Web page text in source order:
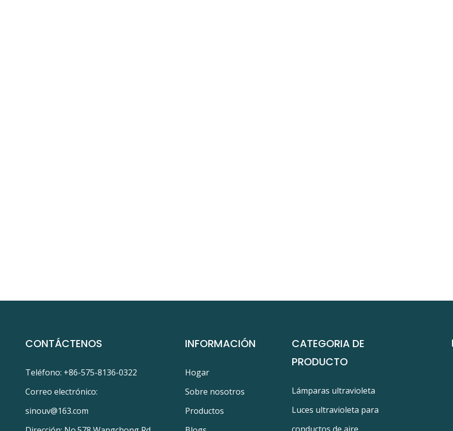
CONTÁCTENOS
Teléfono: +86-575-8136-0322
Correo electrónico:
sinouv@163.com
INFORMACIÓN
Hogar
Sobre nosotros
Productos
CATEGORIA DE
PRODUCTO
Lámparas ultravioleta
Luces ultravioleta para